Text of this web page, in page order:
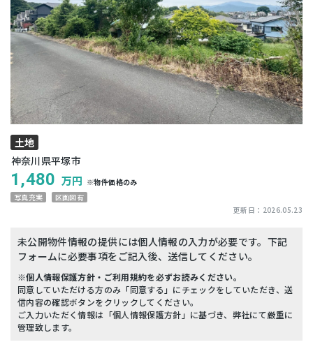
土地
神奈川県平塚市
1,480 万円 ※物件価格のみ
写真充実
区画図有
更新日： 2026.05.23
未公開物件情報の提供には個人情報の入力が必要です。下記
フォームに必要事項をご記入後、送信してください。
※個人情報保護方針・ご利用規約を必ずお読みください。
同意していただける方のみ「同意する」にチェックをしていただき、送
信内容の確認ボタンをクリックしてください。
ご入力いただく情報は「個人情報保護方針」に基づき、弊社にて厳重に
管理致します。